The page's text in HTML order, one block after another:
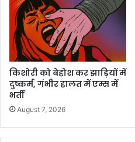
किशोरी को बेहोश कर झाड़ियों में
दुष्कर्म, गंभीर हालत में एम्स में
भर्ती
August 7, 2026